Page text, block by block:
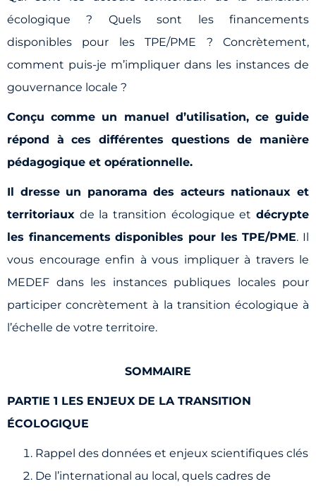
écologique ? Quels sont les financements
disponibles pour les TPE/PME ? Concrètement,
comment puis-je m’impliquer dans les instances de
gouvernance locale ?
Conçu comme un manuel d’utilisation, ce guide
répond à ces différentes questions de manière
pédagogique et opérationnelle.
Il dresse un panorama des acteurs nationaux et
territoriaux de la transition écologique et décrypte
les financements disponibles pour les TPE/PME. Il
vous encourage enfin à vous impliquer à travers le
MEDEF dans les instances publiques locales pour
participer concrètement à la transition écologique à
l’échelle de votre territoire.
SOMMAIRE
PARTIE 1 LES ENJEUX DE LA TRANSITION
ÉCOLOGIQUE
Rappel des données et enjeux scientifiques clés
De l’international au local, quels cadres de